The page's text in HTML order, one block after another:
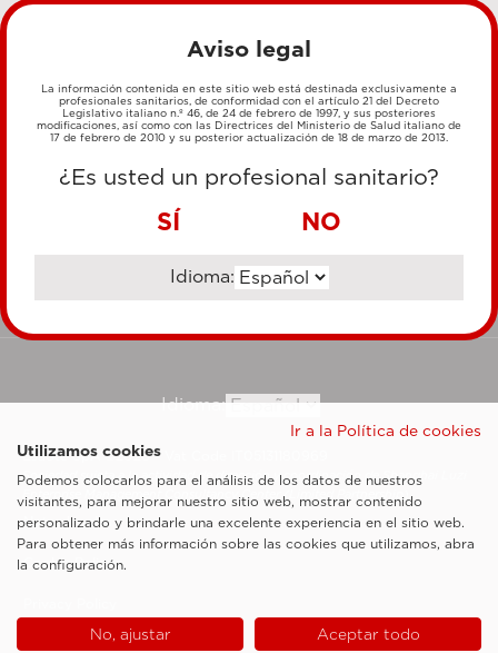
MÉTODOS DE PAGO
TRANSFERENCIA BANCARIA
Idioma:
Esaote SpA ©2026 - Vat Code IT05131180969
Sociedad sujeta a la actividad de dirección y coordinación de Shanghai Luzi
Enterprise Management Consultancy Center (Limited Partnership)
Notas legales
Cookie Policy
Aviso legal
La información contenida en este sitio web está destinada exclusivamente a
profesionales sanitarios, de conformidad con el artículo 21 del Decreto
Legislativo italiano n.º 46, de 24 de febrero de 1997, y sus posteriores
modificaciones, así como con las Directrices del Ministerio de Salud italiano de
17 de febrero de 2010 y su posterior actualización de 18 de marzo de 2013.
¿Es usted un profesional sanitario?
SÍ NO
Idioma:
Ir a la Política de cookies
Utilizamos cookies
Podemos colocarlos para el análisis de los datos de nuestros
visitantes, para mejorar nuestro sitio web, mostrar contenido
personalizado y brindarle una excelente experiencia en el sitio web.
Para obtener más información sobre las cookies que utilizamos, abra
la configuración.
No, ajustar Aceptar todo